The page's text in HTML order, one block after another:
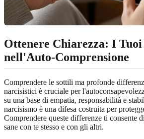
Ottenere Chiarezza: I Tuoi
nell'Auto-Comprensione
Comprendere le sottili ma profonde
narcisistici è cruciale per
su una base di empatia, responsabilità e
narcisismo è una difesa costruita per
Comprendere queste differenze ti consente
sane con te stesso e con gli altri.